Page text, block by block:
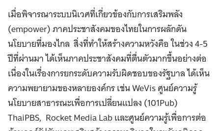
เมื่อพิจารณาระบบนิเวศที่เกี่ยวข้องกับการเสริมพลัง
(empower) ภาคประชาสังคมของไทยในการผลักดัน
นโยบายที่มองไกล สิ่งที่ทำให้สร้างความหวังคือ ในช่วง 4-5
ปีที่ผ่านมา ได้เห็นภาคประชาสังคมที่ตื่นตัวมากขึ้นอย่างต่อ
เนื่องในเรื่องการยกระดับความรับผิดชอบของรัฐบาล ได้เห็น
ความพยายามของหลายองค์กร เช่น WeVis ศูนย์ความรู้
นโยบายสาธารณะเพื่อการเปลี่ยนแปลง (101Pub)
ThaiPBS, Rocket Media Lab และศูนย์ความรู้เพื่อการต่อ